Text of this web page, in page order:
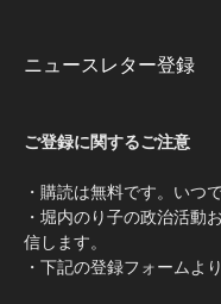
ニュースレター登録
ご登録に関するご注意
・購読は無料です。いつ
・堀内のり子の政治活動
信します。
・下記の登録フォームよ